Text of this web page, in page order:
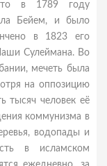
в 1789 году
Бейем, и было
в 1823 его
Сулеймана. Во
мечеть была
на оппозицию
тысяч человек её
коммунизма в
водопады и
в исламском